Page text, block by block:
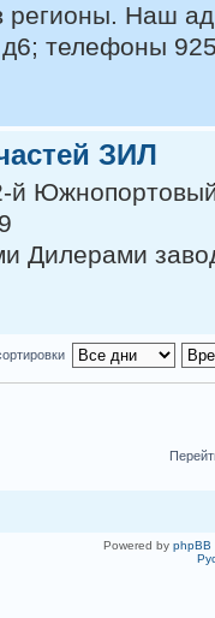
регионы. Наш
телефоны
ЗИЛ
й
Дилерами
Powered by phpBB